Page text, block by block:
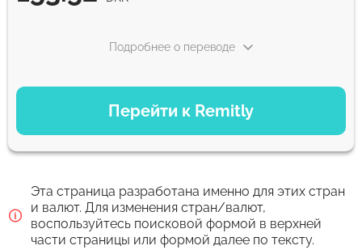
Перейти к Remitly
Подробнее о переводе
ВАРИАНТЫ ОПЛАТЫ
Экономный
153.52 DKK 5 д
Быстрый
153.52 DKK 30 мин
Эта страница разработана именно для этих стран
и валют. Для изменения стран/валют,
воспользуйтесь поисковой формой в верхней
части страницы или формой далее по тексту.